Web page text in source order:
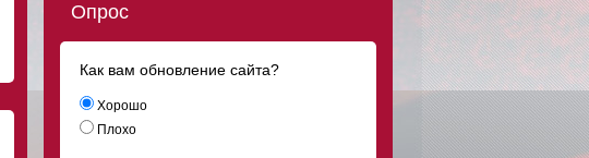
Опрос
Как вам обновление сайта?
Хорошо
Плохо